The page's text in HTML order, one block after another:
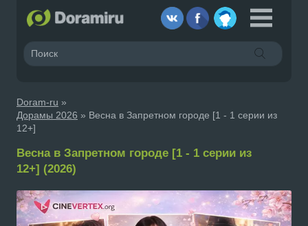
Doram-ru »
Дорамы 2026 » Весна в Запретном городе [1 - 1 серии из
12+]
Весна в Запретном городе [1 - 1 серии из
12+] (2026)